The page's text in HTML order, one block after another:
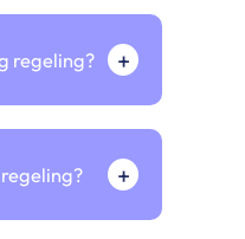
regeling? +
+